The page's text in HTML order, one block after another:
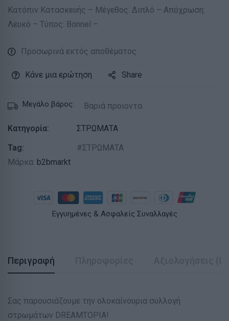
Κατόπιν Κατασκευής – Μέγεθος: Διπλό – Απόχρωση:
Λευκό – Τύπος: Bonnel –
Προσωρινά εκτός αποθέματος
Κάνε μια ερώτηση Share
Μεγάλο βάρος: Βαριά προιοντα
Κατηγορία:
ΣΤΡΩΜΑΤΑ
Tag:
ΣΤΡΩΜΑΤΑ
Μάρκα: b2bmarkt
Εγγυημένες & Ασφαλείς Συναλλαγές
Περιγραφή
Σας παρουσιάζουμε την ολοκαίνουρια συλλογή
στρωμάτων DREAMTOPIA!